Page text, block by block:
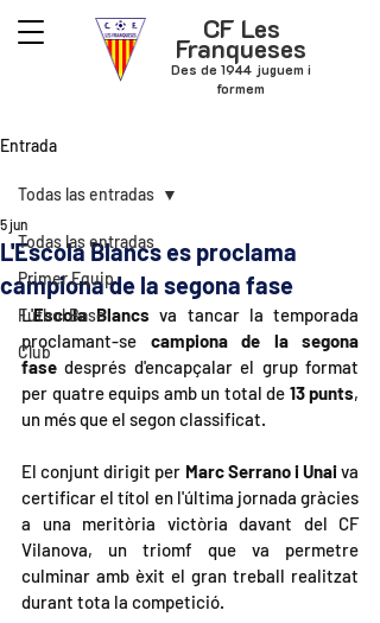
CF Les
Franqueses
Des de 1944 juguem i
formem
Entrada
Todas las entradas
Primer Equip
Futbol Base
Club
Todas las entradas
L'Escola Blancs es proclama
campiona de la segona fase
5 jun
L'Escola Blancs va tancar la temporada
proclamant-se campiona de la segona
fase després d'encapçalar el grup format
per quatre equips amb un total de 13 punts,
un més que el segon classificat.
El conjunt dirigit per Marc Serrano i Unai va
certificar el títol en l'última jornada gràcies
a una meritòria victòria davant del CF
Vilanova, un triomf que va permetre
culminar amb èxit el gran treball realitzat
durant tota la competició.